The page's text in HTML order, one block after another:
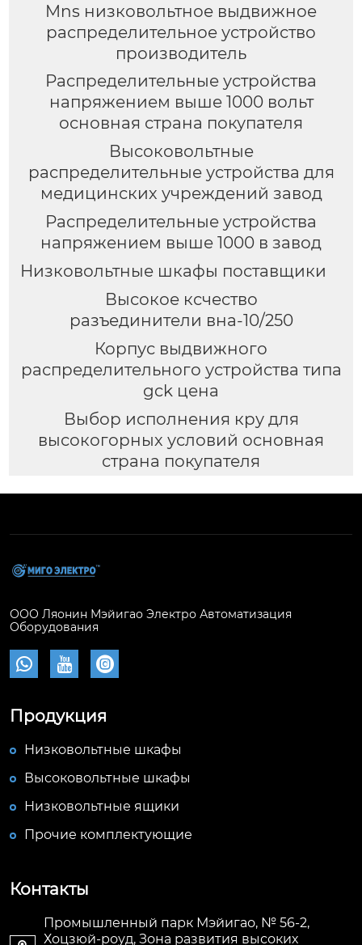
Mns низковольтное выдвижное
распределительное устройство
производитель
Распределительные устройства
напряжением выше 1000 вольт
основная страна покупателя
Высоковольтные
распределительные устройства для
медицинских учреждений завод
Распределительные устройства
напряжением выше 1000 в завод
Низковольтные шкафы поставщики
Высокое ксчество
разъединители вна-10/250
Корпус выдвижного
распределительного устройства типа
gck цена
Выбор исполнения кру для
высокогорных условий основная
страна покупателя
ООО Ляонин Мэйигао Электро Автоматизация
Оборудования
  
Продукция
Низковольтные шкафы
Высоковольтные шкафы
Низковольтные ящики
Прочие комплектующие
Контакты
Промышленный парк Мэйигао, № 56-2,
Хоцзюй-роуд, Зона развития высоких